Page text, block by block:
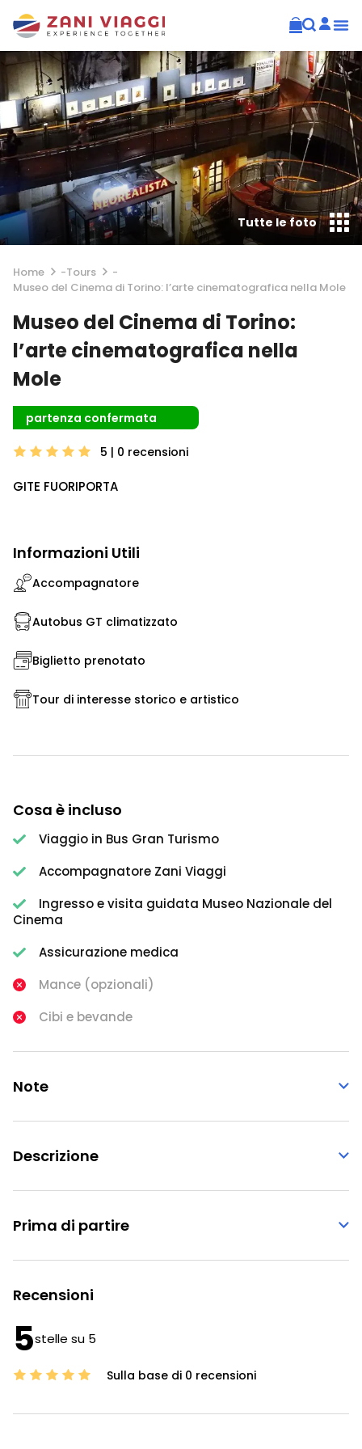
Home -Tours
-
Museo del Cinema di Torino: l’arte cinematografica nella Mole
Museo del Cinema di Torino:
l’arte cinematografica nella
Mole
partenza confermata
5 | 0 recensioni
GITE FUORIPORTA
Tutte le foto
Informazioni Utili
Accompagnatore
Autobus GT climatizzato
Biglietto prenotato
Tour di interesse storico e artistico
Cosa è incluso
Viaggio in Bus Gran Turismo
Accompagnatore Zani Viaggi
Ingresso e visita guidata Museo Nazionale del
Cinema
Assicurazione medica
Mance (opzionali)
Cibi e bevande
Note
Descrizione
Prima di partire
Recensioni
5stelle su 5
Sulla base di 0 recensioni